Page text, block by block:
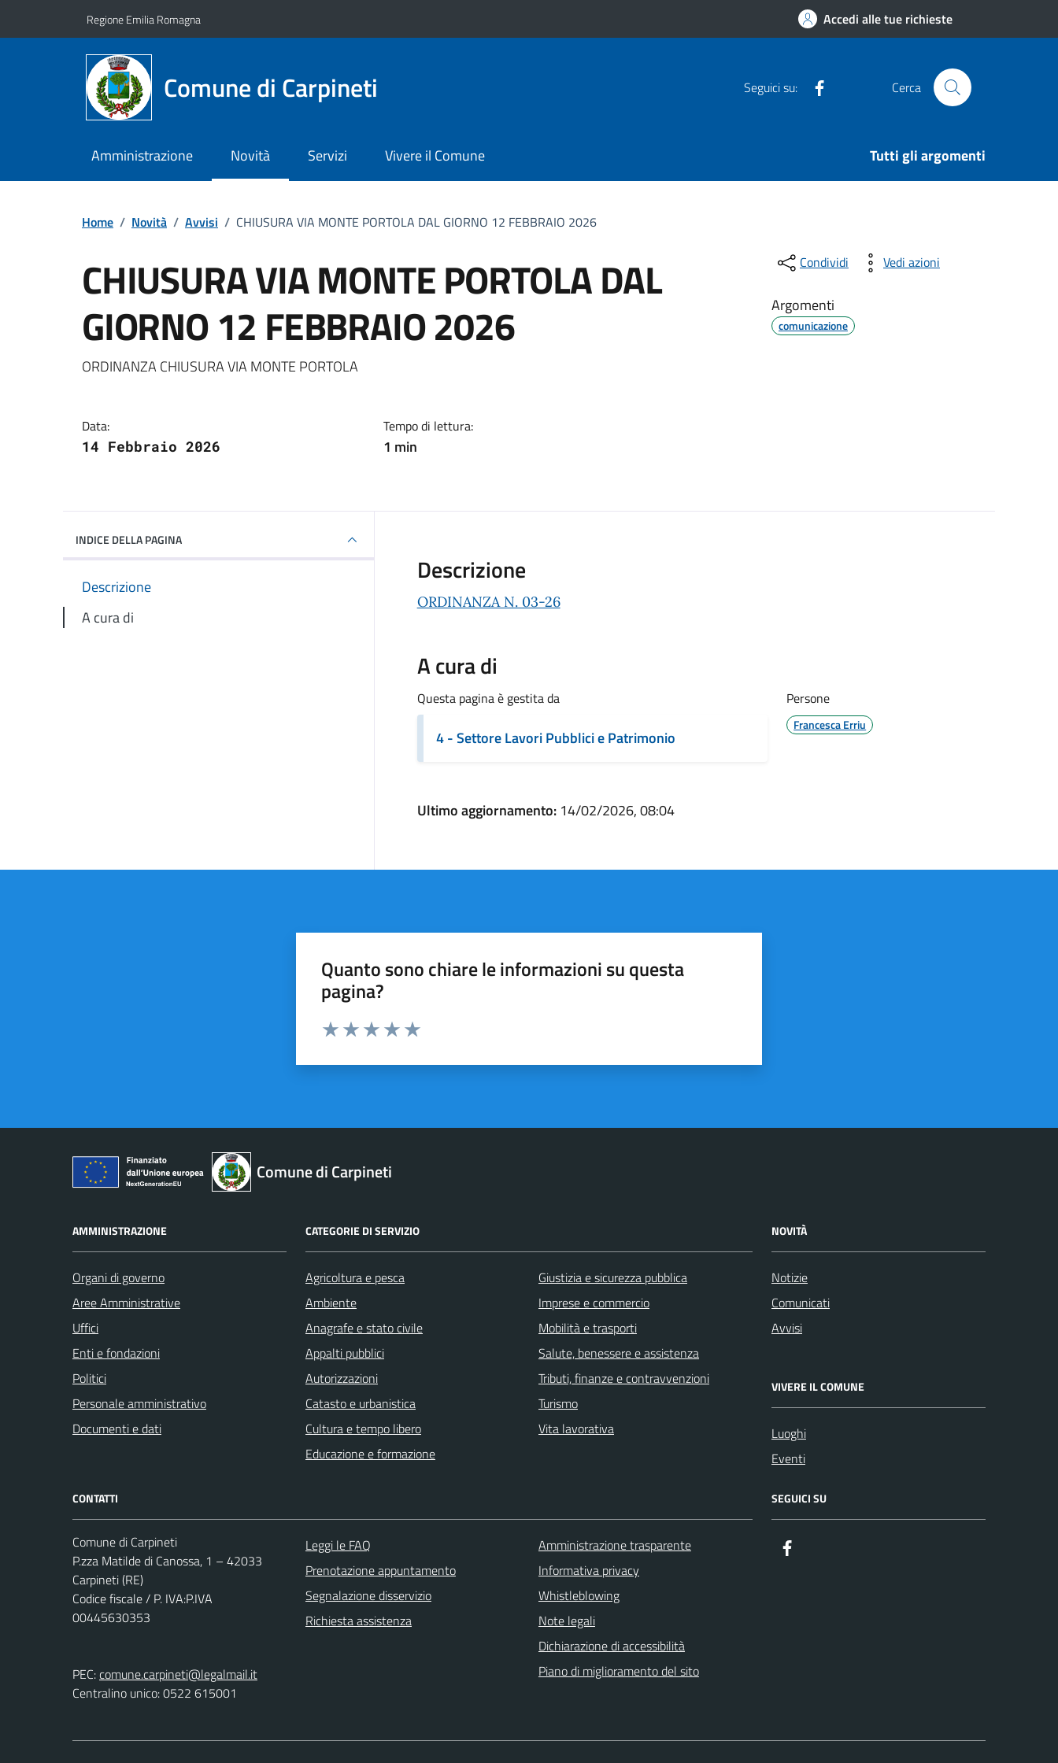
Regione Emilia Romagna Accedi alle tue richieste
Comune di Carpineti Seguici su: Cerca
Amministrazione Novità Servizi Vivere il Comune Tutti gli argomenti
Home / Novità / Avvisi / CHIUSURA VIA MONTE PORTOLA DAL GIORNO 12 FEBBRAIO 2026
CHIUSURA VIA MONTE PORTOLA DAL
GIORNO 12 FEBBRAIO 2026
Dettagli della notizia
ORDINANZA CHIUSURA VIA MONTE PORTOLA
Data:
14 Febbraio 2026
Tempo di lettura:
1 min
Condividi Vedi azioni
Argomenti
comunicazione
INDICE DELLA PAGINA
Descrizione
A cura di
Descrizione
ORDINANZA N. 03-26
A cura di
Questa pagina è gestita da
4 - Settore Lavori Pubblici e Patrimonio
Persone
Francesca Erriu
Ultimo aggiornamento: 14/02/2026, 08:04
Quanto sono chiare le informazioni su questa
pagina?
Comune di Carpineti
AMMINISTRAZIONE
Organi di governo
Aree Amministrative
Uffici
Enti e fondazioni
Politici
Personale amministrativo
Documenti e dati
CATEGORIE DI SERVIZIO
Agricoltura e pesca
Ambiente
Anagrafe e stato civile
Appalti pubblici
Autorizzazioni
Catasto e urbanistica
Cultura e tempo libero
Educazione e formazione
Giustizia e sicurezza pubblica
Imprese e commercio
Mobilità e trasporti
Salute, benessere e assistenza
Tributi, finanze e contravvenzioni
Turismo
Vita lavorativa
NOVITÀ
Notizie
Comunicati
Avvisi
VIVERE IL COMUNE
Luoghi
Eventi
CONTATTI
Comune di Carpineti
P.zza Matilde di Canossa, 1 – 42033
Carpineti (RE)
Codice fiscale / P. IVA:P.IVA
00445630353
PEC:comune.carpineti@legalmail.it
Centralino unico: 0522 615001
Leggi le FAQ
Prenotazione appuntamento
Segnalazione disservizio
Richiesta assistenza
Amministrazione trasparente
Informativa privacy
Whistleblowing
Note legali
Dichiarazione di accessibilità
Piano di miglioramento del sito
SEGUICI SU